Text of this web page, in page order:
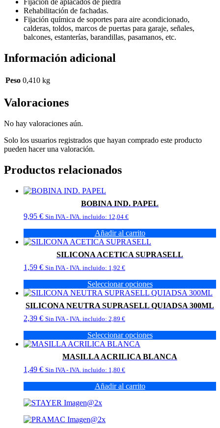
Fijación de aplacados de piedra
Rehabilitación de fachadas.
Fijación química de soportes para aire acondicionado,
calderas, toldos, marcos de puertas para garaje, señales,
balcones, estanterías, barandillas, pasamanos, etc.
Información adicional
Peso 0,410 kg
Valoraciones
No hay valoraciones aún.
Solo los usuarios registrados que hayan comprado este producto
pueden hacer una valoración.
Productos relacionados
BOBINA IND. PAPEL
9,95 € Sin IVA - IVA. incluido: 12,04 €
Añadir al carrito
SILICONA ACETICA SUPRASELL
1,59 € Sin IVA - IVA. incluido: 1,92 €
Seleccionar opciones
Este
producto
tiene
múltiples
opciones
elegir
en
la
página
de
producto
SILICONA NEUTRA SUPRASELL QUIADSA 300ML
2,39 € Sin IVA - IVA. incluido: 2,89 €
Seleccionar opciones
Este
múltiples
se
pueden
elegir
MASILLA ACRILICA BLANCA
1,49 € Sin IVA - IVA. incluido: 1,80 €
Añadir al carrito